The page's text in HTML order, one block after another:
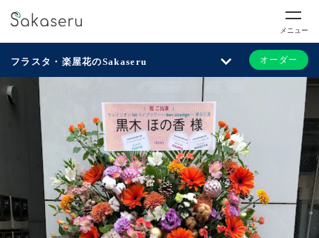
メニュー
フラスタ・楽屋花のSakaseru オーダー